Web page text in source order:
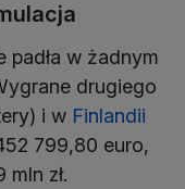
padła w żadnym
drugiego
i w Finlandii
799,80 euro,
zł.